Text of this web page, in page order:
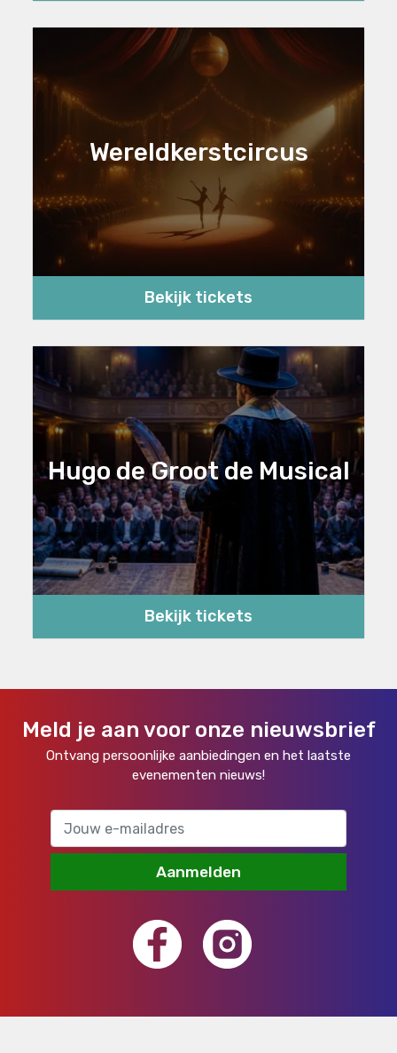
Wereldkerstcircus
Bekijk tickets
Hugo de Groot de Musical
Bekijk tickets
Meld je aan voor onze nieuwsbrief
Ontvang persoonlijke aanbiedingen en het laatste
evenementen nieuws!
Aanmelden